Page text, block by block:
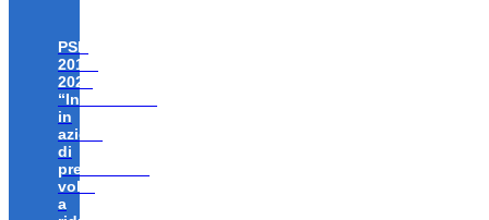
PSR
2014-
2020
“Investimenti
in
azioni
di
prevenzione
volte
a